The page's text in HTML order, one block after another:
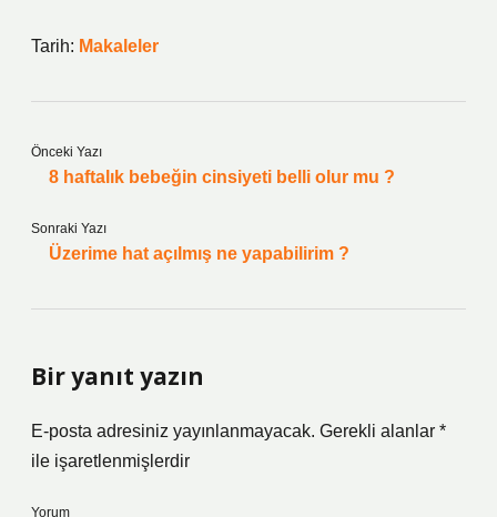
Tarih: Makaleler
Önceki Yazı
8 haftalık bebeğin cinsiyeti belli olur mu ?
Sonraki Yazı
Üzerime hat açılmış ne yapabilirim ?
Bir yanıt yazın
E-posta adresiniz yayınlanmayacak. Gerekli alanlar *
ile işaretlenmişlerdir
Yorum